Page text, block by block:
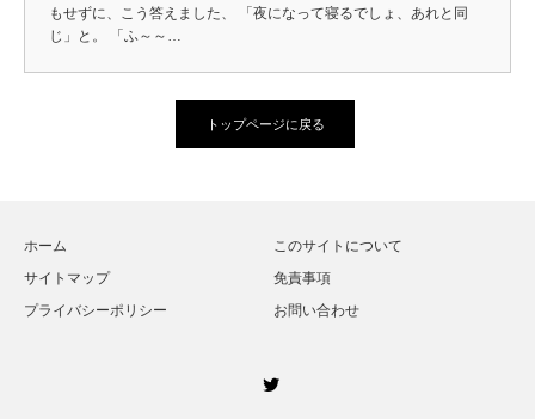
もせずに、こう答えました、 「夜になって寝るでしょ、あれと同
じ」と。 「ふ～～…
トップページに戻る
ホーム
このサイトについて
サイトマップ
免責事項
プライバシーポリシー
お問い合わせ